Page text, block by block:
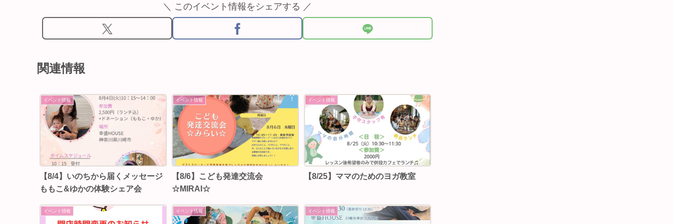
＼ このイベント情報をシェアする ／
関連情報
イベント情報
【8/4】いのちから届くメッセージ
ももこ&ゆかの体験シェア会
イベント情報
【8/6】こども発達交流会
☆MIRAI☆
イベント情報
【8/25】ママのためのヨガ教室
イベント情報 イベント情報 イベント情報